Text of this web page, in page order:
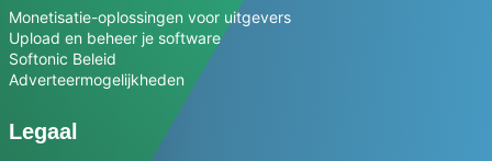
Monetisatie-oplossingen voor uitgevers
Upload en beheer je software
Softonic Beleid
Adverteermogelijkheden
Legaal